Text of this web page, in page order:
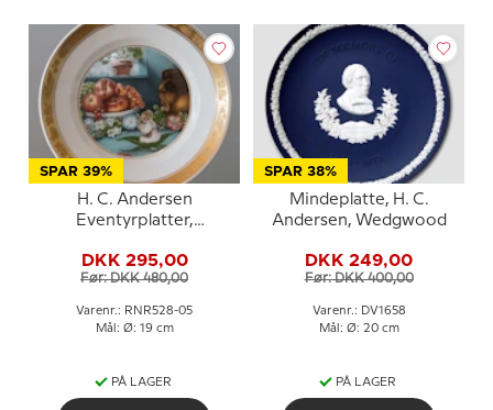
SPAR 39%
H. C. Andersen
Eventyrplatter,
af Royal Copenhagen
DKK 295,00
Før: DKK 480,00
Varenr.: RNR528-05
Mål: Ø: 19 cm
PÅ LAGER
SPAR 38%
Mindeplatte, H. C.
Andersen, Wedgwood
DKK 249,00
Før: DKK 400,00
Varenr.: DV1658
Mål: Ø: 20 cm
PÅ LAGER